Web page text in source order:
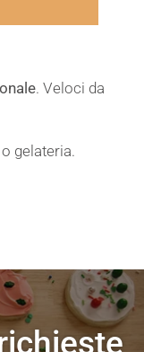
. Veloci da
gelateria.